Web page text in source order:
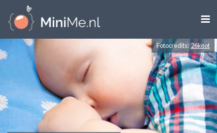

ZWANGER
BABY
PEUTER
Fotocredits: 26knot